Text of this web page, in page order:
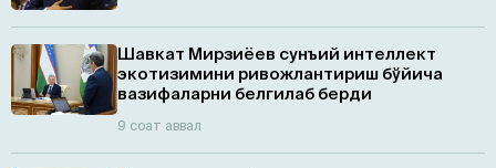
Шавкат Мирзиёев сунъий интеллект
экотизимини ривожлантириш бўйича
вазифаларни белгилаб берди
9 соат аввал